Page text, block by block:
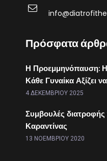
Πρόσφατα
Η Προεμμηνόπαυση:
Κάθε Γυναίκα Αξίζει
4 ΔΕΚΕΜΒΡΊΟΥ 2025
Συμβουλές διατροφής
Καραντίνας
13 ΝΟΕΜΒΡΊΟΥ 2020